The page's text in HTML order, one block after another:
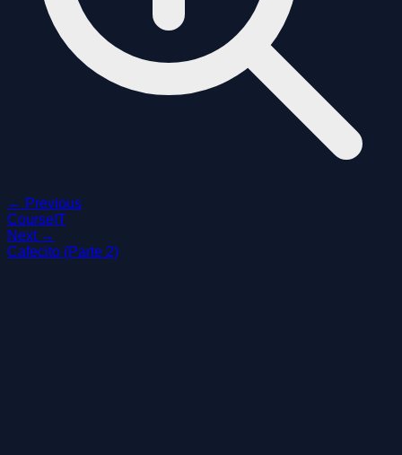
← Previous
CourseIT
Next →
Cafecito (Parte 2)